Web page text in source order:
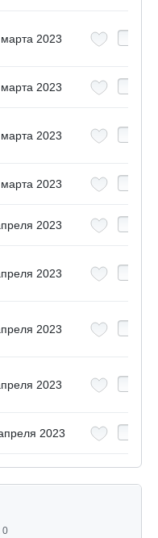
2023
2023
2023
2023
2023
2023
2023
2023
2023
0